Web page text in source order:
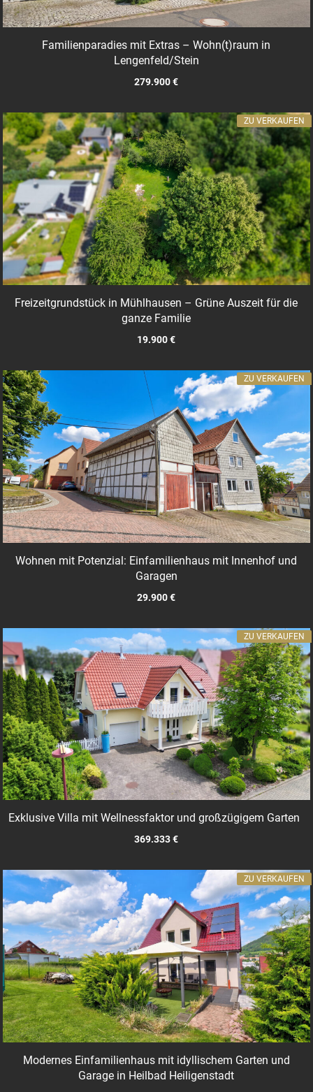
Familienparadies mit Extras – Wohn(t)raum in
Lengenfeld/Stein
279.900 €
Freizeitgrundstück in Mühlhausen – Grüne Auszeit für die
ganze Familie
19.900 €
ZU VERKAUFEN
Wohnen mit Potenzial: Einfamilienhaus mit Innenhof und
Garagen
29.900 €
ZU VERKAUFEN
Exklusive Villa mit Wellnessfaktor und großzügigem Garten
369.333 €
ZU VERKAUFEN
Modernes Einfamilienhaus mit idyllischem Garten und
Garage in Heilbad Heiligenstadt
ZU VERKAUFEN